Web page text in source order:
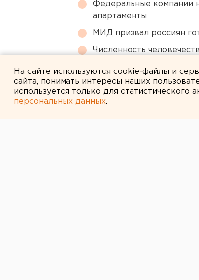
Федеральные компании
апартаменты
МИД призвал россиян
Численность
На сайте используются cookie-файлы и
сайта, понимать интересы наших
используется только для статистического
персональных данных.